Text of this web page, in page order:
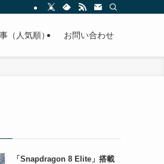
（人気順） お問い合わせ
「Snapdragon 8 Elite」搭載